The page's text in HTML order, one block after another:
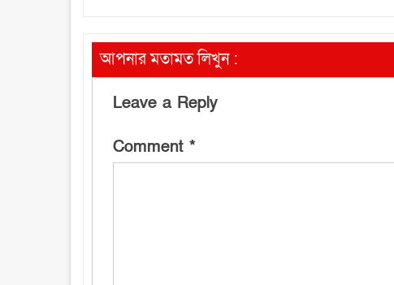
আপনার মতামত লিখুন :
Leave a Reply
Comment *